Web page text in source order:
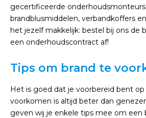
gecertificeerde
brandblusmiddelen, verbandkoffers
het jezelf makkelijk: bestel bij ons de
een onderhoudscontract af!
Tips om brand te
Het is goed dat je voorbereid bent op
voorkomen is altijd beter dan
geven wij je enkele tips mee om een